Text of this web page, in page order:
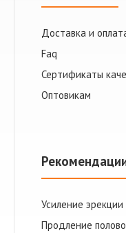
Доставка и
Faq
Сертификаты
Оптовикам
Усиление эрекции
Продление